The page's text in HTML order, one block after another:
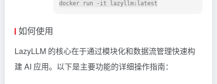
如何使用
LazyLLM 的核心在于通过模块化和数据流管理快速构
建 AI 应用。以下是主要功能的详细操作指南：